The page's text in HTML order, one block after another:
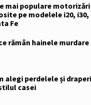
mai populare
pe modelele i20, i30,
Fe
rămân hainele
alegi perdelele și
casei